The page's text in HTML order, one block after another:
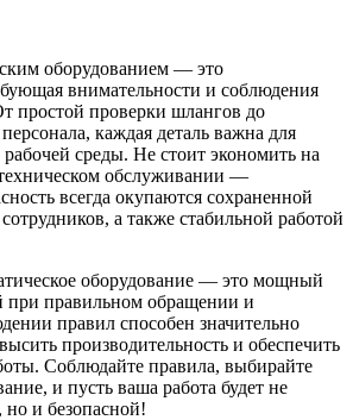
оборудованием — это
внимательности и соблюдения
простой проверки шлангов до
каждая деталь важна для
рабочей среды. Не стоит экономить на
обслуживании —
всегда окупаются сохраненной
а также стабильной работой
оборудование — это мощный
при правильном обращении и
правил способен значительно
производительность и обеспечить
Соблюдайте правила, выбирайте
и пусть ваша работа будет не
но и безопасной!